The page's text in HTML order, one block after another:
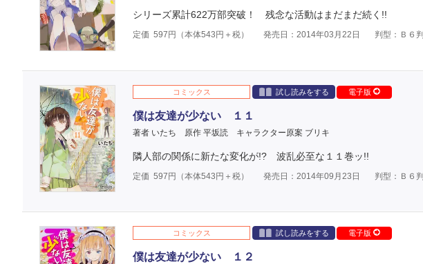
シリーズ累計622万部突破！ 残念な活動はまだまだ続く!!
定価 597 円（本体543 円＋税） 発売日：2014年03月22日 判型：Ｂ６判
コミックス 試し読みをする 電子版
僕は友達が少ない １１
著者 いたち 原作 平坂読 キャラクター原案 ブリキ
隣人部の関係に新たな変化が!? 波乱必至な１１巻ッ!!
定価 597 円（本体543 円＋税） 発売日：2014年09月23日 判型：Ｂ６判
コミックス 試し読みをする 電子版
僕は友達が少ない １２